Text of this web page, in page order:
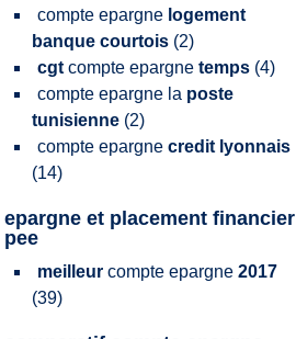
compte epargne logement
banque courtois (2)
cgt compte epargne temps (4)
compte epargne la poste
tunisienne (2)
compte epargne credit lyonnais
(14)
epargne et placement financier
pee
meilleur compte epargne 2017
(39)